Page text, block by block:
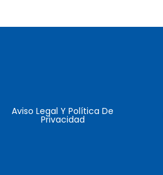
Aviso Legal Y Política De
Privacidad